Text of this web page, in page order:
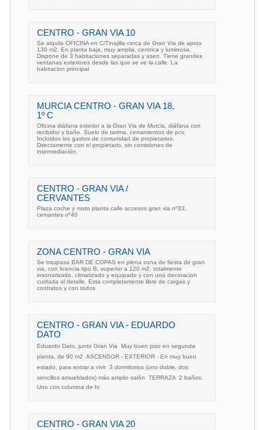
CENTRO - GRAN VIA 10
Se alquila OFICINA en C/Tinajilla cerca de Gran Via de aprox
130 m2. En planta baja, muy amplia, centrica y luminosa.
Dispone de 3 habitaciones separadas y aseo. Tiene grandes
ventanas exteriores desde las que se ve la calle. La
habitacion principal
MURCIA CENTRO - GRAN VIA 18,
1º C
Oficina diáfana exterior a la Gran Via de Murcia, diáfana con
recibidor y baño. Suelo de tarima, cerramientos de pcv.
Incluidos los gastos de comunidad de propietarios.
Directamente con el propietario, sin comisiones de
intermediación.
CENTRO - GRAN VIA /
CERVANTES
Plaza coche y moto planta calle accesos gran via nº33,
cervantes nº40
ZONA CENTRO - GRAN VIA
Se traspasa BAR DE COPAS en plena zona de fiesta de gran
via, con licencia tipo B, superior a 120 m2, totalmente
insonorizado, climatizado y equipado y con una decoracion
cuidada al detalle. Esta completamente libre de cargas y
contratos y con todos
CENTRO - GRAN VIA - EDUARDO
DATO
Eduardo Dato, junto Gran Via  Muy buen piso en segunda
planta, de 90 m2  ASCENSOR - EXTERIOR - En muy buen
estado, para entrar a vivir  3 dormitorios (uno doble, dos
sencillos amueblados) más amplio salón  TERRAZA  2 baños:
Uno con columna de hi
CENTRO - GRAN VIA 20